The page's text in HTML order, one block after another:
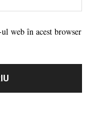
web în acest browser